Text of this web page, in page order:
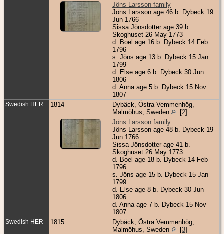
Jöns Larsson family
Jöns Larsson age 46 b. Dybeck 19
Jun 1766
Sissa Jönsdotter age 39 b.
Skoghuset 26 May 1773
d. Boel age 16 b. Dybeck 14 Feb
1796
s. Jöns age 13 b. Dybeck 15 Jan
1799
d. Else age 6 b. Dybeck 30 Jun
1806
d. Anna age 5 b. Dybeck 15 Nov
1807
Swedish HER 1814
Dybäck, Östra Vemmenhög,
Malmöhus, Sweden
[2]
Jöns Larsson family
Jöns Larsson age 48 b. Dybeck 19
Jun 1766
Sissa Jönsdotter age 41 b.
Skoghuset 26 May 1773
d. Boel age 18 b. Dybeck 14 Feb
1796
s. Jöns age 15 b. Dybeck 15 Jan
1799
d. Else age 8 b. Dybeck 30 Jun
1806
d. Anna age 7 b. Dybeck 15 Nov
1807
Swedish HER 1815
Dybäck, Östra Vemmenhög,
Malmöhus, Sweden
[3]